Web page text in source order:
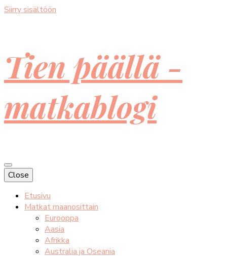
Siirry sisältöön
Tien päällä -
matkablogi
Close
Etusivu
Matkat maanosittain
Eurooppa
Aasia
Afrikka
Australia ja Oseania